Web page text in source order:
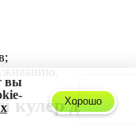
кулер для
вы
Хорошо